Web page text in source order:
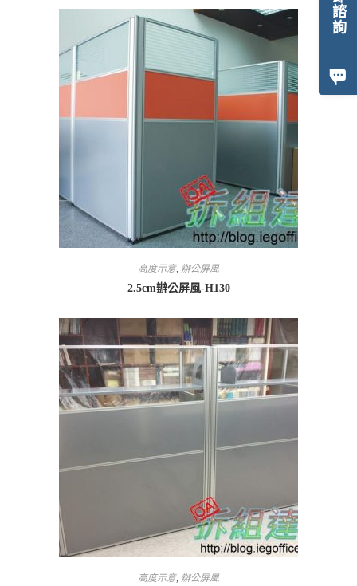
高度示意, 辦公屏風
2.5cm辦公屏風-H130
高度示意, 辦公屏風